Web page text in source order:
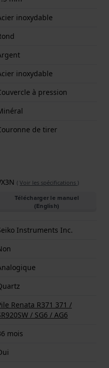
inoxydable
inoxydable
à pression
de tirer
( Voir les spécifications )
Télécharger le manuel
(English)
Instruments Inc.
Renata R371 371 /
/ SG6 / AG6
mois